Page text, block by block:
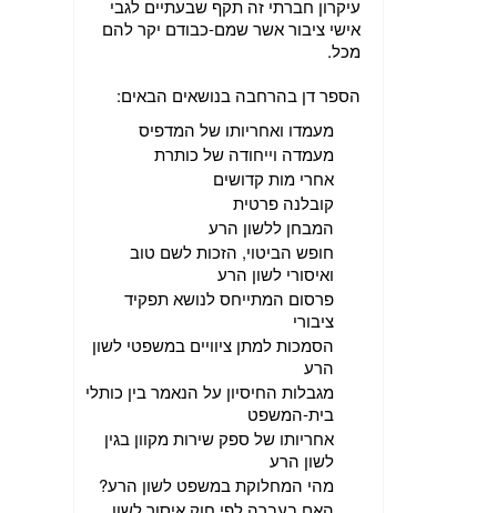
עיקרון חברתי זה תקף שבעתיים לגבי
אישי ציבור אשר שמם-כבודם יקר להם
מכל.
הספר דן בהרחבה בנושאים הבאים:
מעמדו ואחריותו של המדפיס
מעמדה וייחודה של כותרת
אחרי מות קדושים
קובלנה פרטית
המבחן ללשון הרע
חופש הביטוי, הזכות לשם טוב
ואיסורי לשון הרע
פרסום המתייחס לנושא תפקיד
ציבורי
הסמכות למתן ציוויים במשפטי לשון
הרע
מגבלות החיסיון על הנאמר בין כותלי
בית-המשפט
אחריותו של ספק שירות מקוון בגין
לשון הרע
מהי המחלוקת במשפט לשון הרע?